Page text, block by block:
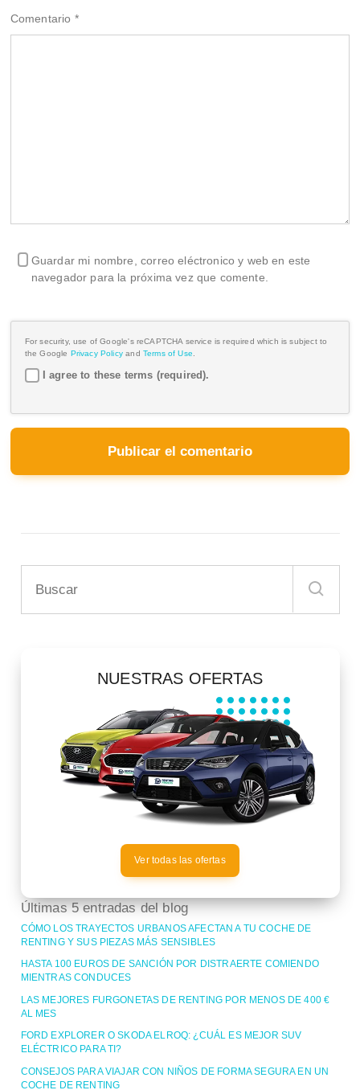
Comentario *
Guardar mi nombre, correo eléctronico y web en este
navegador para la próxima vez que comente.
For security, use of Google's reCAPTCHA service is required which is subject to
the Google Privacy Policy and Terms of Use.
I agree to these terms (required).
NUESTRAS OFERTAS
Ver todas las ofertas
Últimas 5 entradas del blog
CÓMO LOS TRAYECTOS URBANOS AFECTAN A TU COCHE DE
RENTING Y SUS PIEZAS MÁS SENSIBLES
HASTA 100 EUROS DE SANCIÓN POR DISTRAERTE COMIENDO
MIENTRAS CONDUCES
LAS MEJORES FURGONETAS DE RENTING POR MENOS DE 400 €
AL MES
FORD EXPLORER O SKODA ELROQ: ¿CUÁL ES MEJOR SUV
ELÉCTRICO PARA TI?
CONSEJOS PARA VIAJAR CON NIÑOS DE FORMA SEGURA EN UN
COCHE DE RENTING